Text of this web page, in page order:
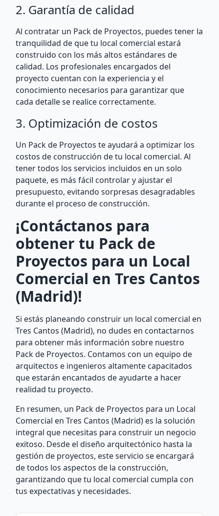
2. Garantía de calidad
Al contratar un Pack de Proyectos, puedes tener la
tranquilidad de que tu local comercial estará
construido con los más altos estándares de
calidad. Los profesionales encargados del
proyecto cuentan con la experiencia y el
conocimiento necesarios para garantizar que
cada detalle se realice correctamente.
3. Optimización de costos
Un Pack de Proyectos te ayudará a optimizar los
costos de construcción de tu local comercial. Al
tener todos los servicios incluidos en un solo
paquete, es más fácil controlar y ajustar el
presupuesto, evitando sorpresas desagradables
durante el proceso de construcción.
¡Contáctanos para
obtener tu Pack de
Proyectos para un Local
Comercial en Tres Cantos
(Madrid)!
Si estás planeando construir un local comercial en
Tres Cantos (Madrid), no dudes en contactarnos
para obtener más información sobre nuestro
Pack de Proyectos. Contamos con un equipo de
arquitectos e ingenieros altamente capacitados
que estarán encantados de ayudarte a hacer
realidad tu proyecto.
En resumen, un Pack de Proyectos para un Local
Comercial en Tres Cantos (Madrid) es la solución
integral que necesitas para construir un negocio
exitoso. Desde el diseño arquitectónico hasta la
gestión de proyectos, este servicio se encargará
de todos los aspectos de la construcción,
garantizando que tu local comercial cumpla con
tus expectativas y necesidades.